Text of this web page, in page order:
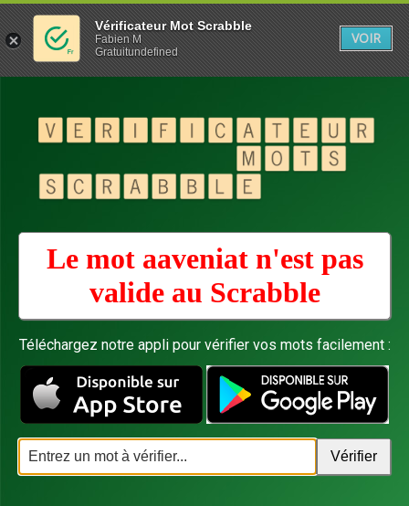
Le mot aaveniat n'est pas
valide au Scrabble
Téléchargez notre appli pour vérifier vos mots facilement :
Vérificateur Mot Scrabble
Fabien M
Gratuitundefined
VOIR